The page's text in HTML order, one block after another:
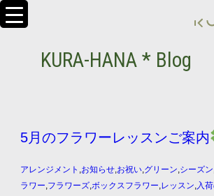
KURA-HANA * Blog
5月のフラワーレッスンご案内
アレンジメント ,お知らせ,お祝い,グリーン,シーズン
ラワー,フラワーズ,ボックスフラワー,レッスン,入